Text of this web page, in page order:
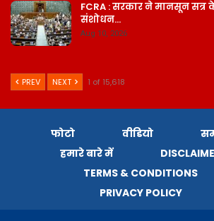
FCRA : सरकार ने मानसून
संशोधन…
Aug 10, 2026
PREV NEXT 1 of 15,618
फोटो वीडियो
हमारे बारे में
TERMS & CONDITIONS
PRIVACY POLICY